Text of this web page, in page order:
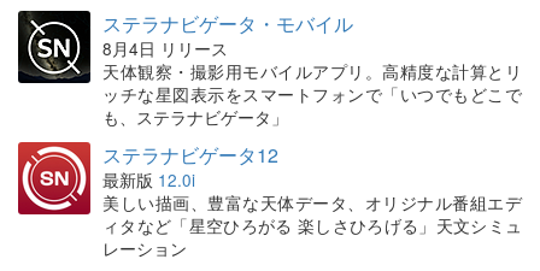
ステラナビゲータ・モバイル
8月4日 リリース
天体観察・撮影用モバイルアプリ。高精度な計算とリ
ッチな星図表示をスマートフォンで「いつでもどこで
も、ステラナビゲータ」
ステラナビゲータ12
最新版 12.0i
美しい描画、豊富な天体データ、オリジナル番組エデ
ィタなど「星空ひろがる 楽しさひろげる」天文シミュ
レーション